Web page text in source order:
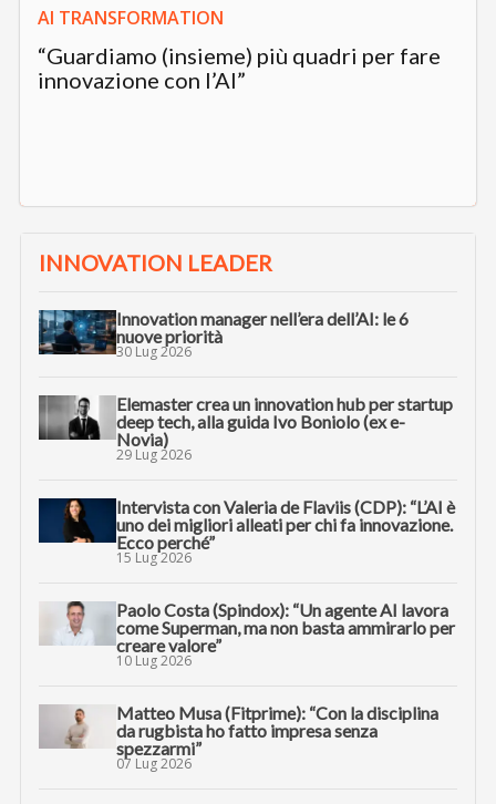
AI TRANSFORMATION
“Guardiamo (insieme) più quadri per fare
innovazione con l’AI”
INNOVATION LEADER
Innovation manager nell’era dell’AI: le 6
nuove priorità
30 Lug 2026
Elemaster crea un innovation hub per startup
deep tech, alla guida Ivo Boniolo (ex e-
Novia)
29 Lug 2026
Intervista con Valeria de Flaviis (CDP): “L’AI è
uno dei migliori alleati per chi fa innovazione.
Ecco perché”
15 Lug 2026
Paolo Costa (Spindox): “Un agente AI lavora
come Superman, ma non basta ammirarlo per
creare valore”
10 Lug 2026
Matteo Musa (Fitprime): “Con la disciplina
da rugbista ho fatto impresa senza
spezzarmi”
07 Lug 2026